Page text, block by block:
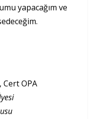
yapacağım ve
Cert OPA